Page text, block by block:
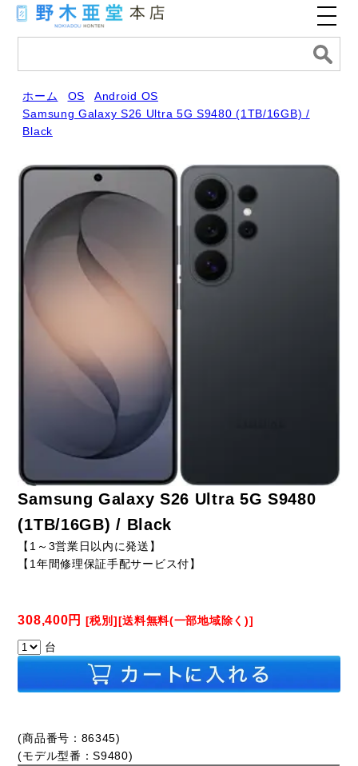
ホーム OS
Android OS
Samsung Galaxy S26 Ultra 5G S9480 (1TB/16GB) /
Black
Samsung Galaxy S26 Ultra 5G S9480
(1TB/16GB) / Black
【1～3営業日以内に発送】
【1年間修理保証手配サービス付】
308,400円 [税別][送料無料(一部地域除く)]
台
(商品番号：86345)
(モデル型番：S9480)